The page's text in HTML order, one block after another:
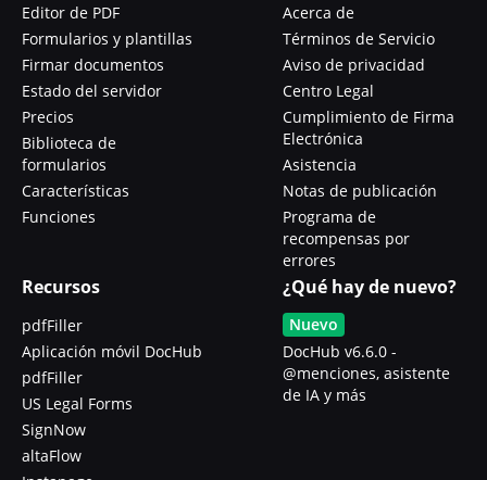
Editor de PDF
Formularios y plantillas
Firmar documentos
Estado del servidor
Precios
Biblioteca de
formularios
Características
Funciones
Acerca de
Términos de Servicio
Aviso de privacidad
Centro Legal
Cumplimiento de Firma
Electrónica
Asistencia
Notas de publicación
Programa de
recompensas por
errores
Recursos
pdfFiller
Aplicación móvil DocHub
pdfFiller
US Legal Forms
SignNow
altaFlow
¿Qué hay de nuevo?
Nuevo
DocHub v6.6.0 -
@menciones, asistente
de IA y más